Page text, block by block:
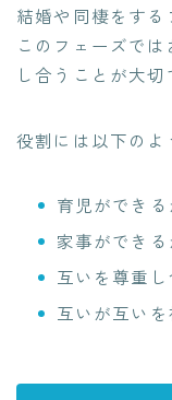
結婚や同棲をする
このフェーズで
し合うことが大切
役割には以下のよ
育児ができる
家事ができる
互いを尊重
互いが互い